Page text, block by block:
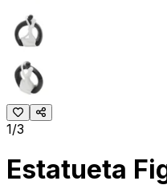
1/3
Estatueta